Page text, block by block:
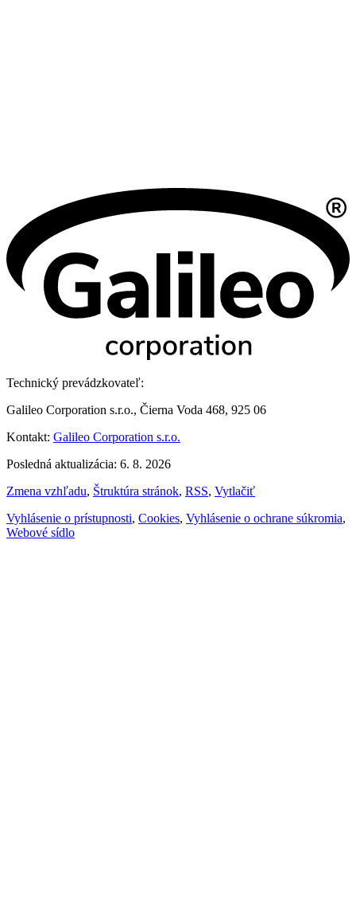
Technický prevádzkovateľ:
Galileo Corporation s.r.o., Čierna Voda 468, 925 06
Kontakt: Galileo Corporation s.r.o.
Posledná aktualizácia: 6. 8. 2026
Zmena vzhľadu, Štruktúra stránok, RSS, Vytlačiť
Vyhlásenie o prístupnosti, Cookies, Vyhlásenie o ochrane súkromia,
Webové sídlo